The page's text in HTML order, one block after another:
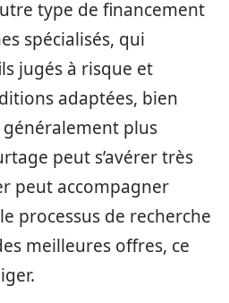
type de financement
spécialisés, qui
jugés à risque et
adaptées, bien
plus
peut s’avérer très
peut accompagner
processus de recherche
meilleures offres, ce